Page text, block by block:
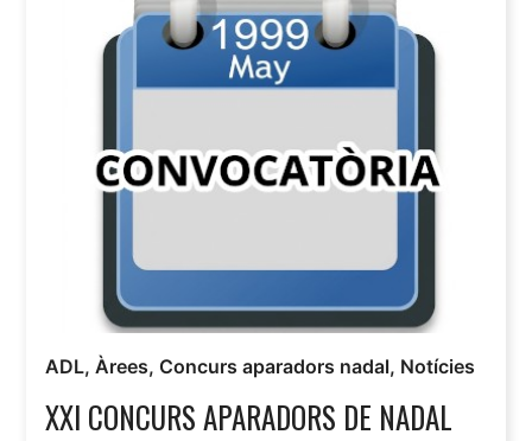
ADL,Àrees, Concurs aparadors nadal, Notícies
XXI CONCURS APARADORS DE NADAL